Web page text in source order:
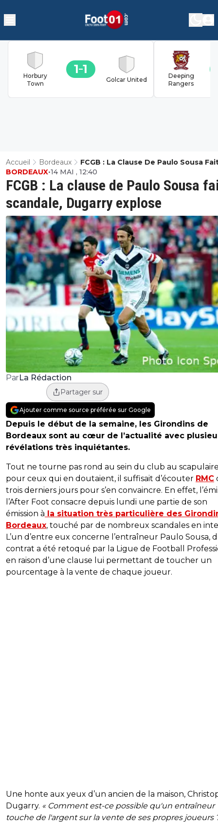
Horbury
Town
1 1
Golcar United
Deeping
Rangers
Accueil Bordeaux
FCGB : La Clause De Paulo Sousa
Scandale, Dugarry Explose
FCGB : La clause de Paulo Sousa
scandale, Dugarry explose
BORDEAUX•14 MAI , 12:40
ParLa Rédaction
Partager sur
Ajouter comme source préférée sur Google
Depuis le début de la semaine, les Girondins de
Bordeaux sont au cœur de l’actualité avec
révélations très inquiétantes.
Tout ne tourne pas rond au sein du club au
pour ceux qui en doutaient, il suffisait d’écouter RMC
trois derniers jours pour s’en convaincre. En effet,
l’After Foot consacre depuis lundi une partie de son
émission à la situation très particulière des
Bordeaux, touché par de nombreux scandales en
L’un d’entre eux concerne l’entraîneur Paulo Sousa,
contrat a été retoqué par la Ligue de Football
en raison d’une clause lui permettant de toucher un
pourcentage à la vente de chaque joueur.
Une honte aux yeux d’un ancien de la maison,
Dugarry. « Comment est-ce possible qu'un entraîneur
touche de l'argent sur la vente de ses propres joueurs